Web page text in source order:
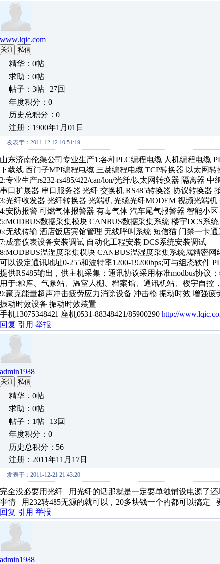
www.lqic.com
关注 私信
精华：0帖
求助：0帖
帖子：3帖 | 27回
年度积分：0
历史总积分：0
注册：1900年1月01日
发表于：2011-12-12 10:51:19
山东济南伦渠公司专业生产1:各种PLC编程电缆 人机编程电缆
下载线 西门子MPI编程电缆 三菱编程电缆 TCP转换器 以太网转
2:专业生产rs232-rs485/422/can/lon/光纤/以太网转换器 隔离器 中
串口扩展器 串口服务器 光纤 交换机 RS485转换器 协议转换器
3:光纤收发器 光纤转换器 光端机 光缆光纤MODEM 视频光端机
4:安防报警 可燃气体报警器 有毒气体 汽车尾气报警器 智能小区
5:MODBUS数据采集模块 CANBUS数据采集系统 楼宇DCS系
6:无线传输 酒店饭店宾馆管理 无线呼叫系统 短信猫 门禁一卡通
7:成套仪表设备安装调试 自动化工程安装 DCS系统安装调试
8:MODBUS温湿度采集模块 CANBUS温湿度采集系统属精密网
可以设定通讯地址0-255和波特率1200-19200bps;可与组态软件
提供RS485输出，供主机采集；通讯协议采用标准modbus协议
用于:粮库、气象站、温室大棚、档案馆、通讯机站、楼宇自控
9:豪克能量超声冲击疲劳应力消除设备 冲击枪 振动时效 增强疲
振动时效设备 振动时效装置
手机13075348421 座机0531-88348421/85900290 http://
回复 引用 举报
admin1988
关注 私信
精华：0帖
求助：0帖
帖子：1帖 | 13回
年度积分：0
历史总积分：56
注册：2011年11月17日
发表于：2011-12-21 21:43:20
完全没必要用光纤 用光纤的话那就是一定要单独铺设电源了
事情 用232转485无源的就可以，20多块钱一个的都可以搞定
回复 引用 举报
admin1988